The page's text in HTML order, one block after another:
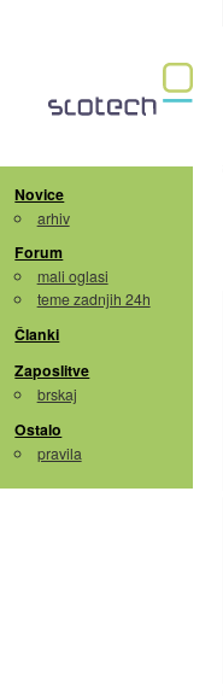
Novice
arhiv
Forum
mali oglasi
teme zadnjih 24h
Članki
Zaposlitve
brskaj
Ostalo
pravila